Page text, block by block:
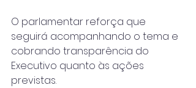
O parlamentar reforça que
seguirá acompanhando o tema e
cobrando transparência do
Executivo quanto às ações
previstas.